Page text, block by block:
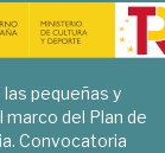
pequeñas y
del Plan de
Convocatoria